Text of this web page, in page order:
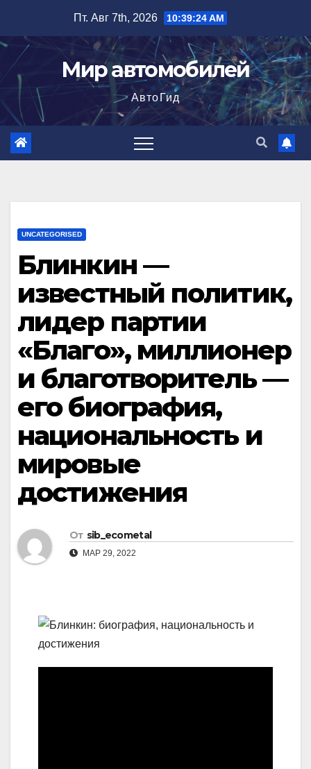
содержимому
Пт. Авг 7th, 2026 10:39:25 AM
Мир автомобилей
АвтоГид
UNCATEGORISED
Блинкин —
известный политик,
лидер партии
«Благо», миллионер
и благотворитель —
его биография,
национальность и
мировые
достижения
От sib_ecometal
МАР 29, 2022